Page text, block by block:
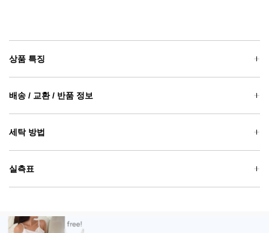
상품 특징
배송 / 교환 / 반품 정보
세탁 방법
실측표